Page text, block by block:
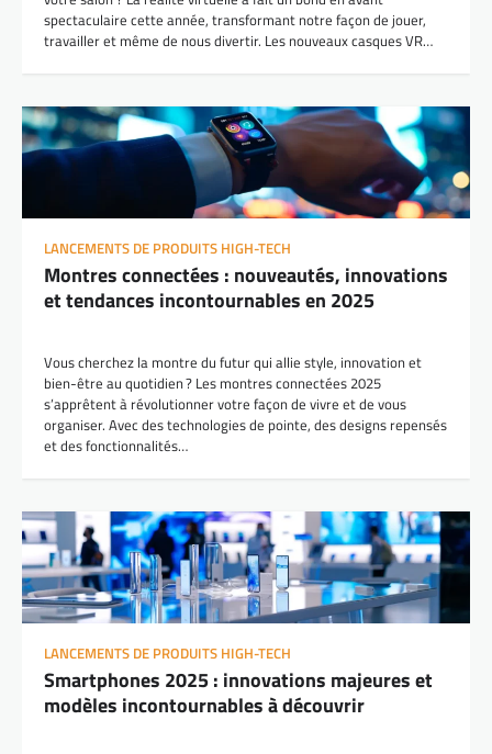
spectaculaire cette année, transformant notre façon de jouer,
travailler et même de nous divertir. Les nouveaux casques VR…
LANCEMENTS DE PRODUITS HIGH-TECH
Montres connectées : nouveautés, innovations
et tendances incontournables en 2025
Vous cherchez la montre du futur qui allie style, innovation et
bien-être au quotidien ? Les montres connectées 2025
s’apprêtent à révolutionner votre façon de vivre et de vous
organiser. Avec des technologies de pointe, des designs repensés
et des fonctionnalités…
LANCEMENTS DE PRODUITS HIGH-TECH
Smartphones 2025 : innovations majeures et
modèles incontournables à découvrir